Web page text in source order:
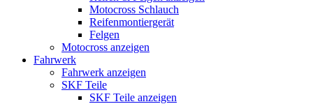
Motocross Schlauch
Reifenmontiergerät
Felgen
Motocross anzeigen
Fahrwerk
Fahrwerk anzeigen
SKF Teile
SKF Teile anzeigen